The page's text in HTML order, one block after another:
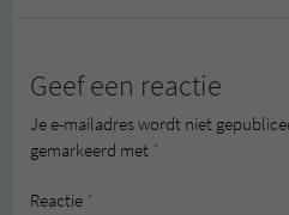
Geef een reactie
Je e-mailadres wordt niet
gemarkeerd met *
Reactie *